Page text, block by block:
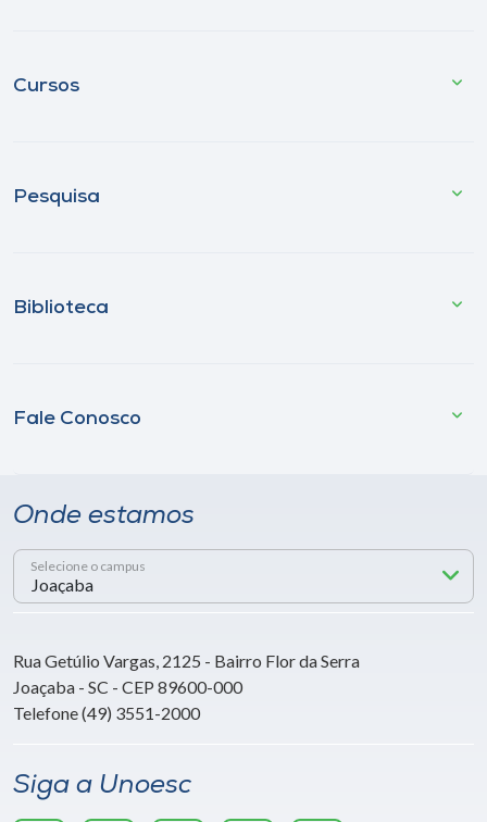
Cursos
Pesquisa
Biblioteca
Fale Conosco
Onde estamos
Selecione o campus
Rua Getúlio Vargas, 2125 - Bairro Flor da Serra
Joaçaba - SC - CEP 89600-000
Telefone (49) 3551-2000
Siga a Unoesc